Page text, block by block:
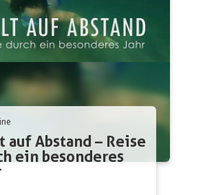
auf Abstand – Reise
ein besonderes